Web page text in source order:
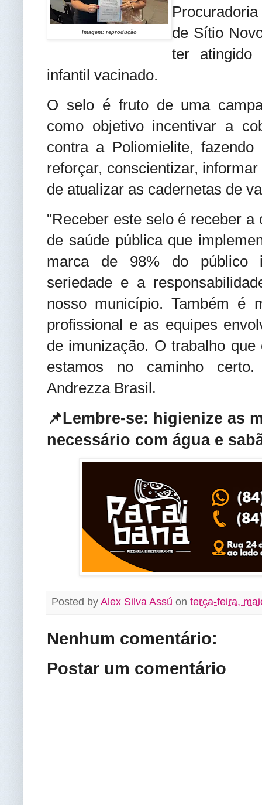
Imagem: reprodução
de Sítio
ter
infantil vacinado.
O selo é fruto de uma
como objetivo incentivar a
contra a Poliomielite,
reforçar, conscientizar,
de atualizar as cadernetas de
"Receber este selo é receber
de saúde pública que
marca de 98% do público
seriedade e a
nosso município. Também é
profissional e as equipes
de imunização. O trabalho
estamos no caminho
Andrezza Brasil.
📌Lembre-se: higienize as
necessário com água e
Posted by Alex Silva Assú on terça-feira,
Nenhum comentário:
Postar um comentário